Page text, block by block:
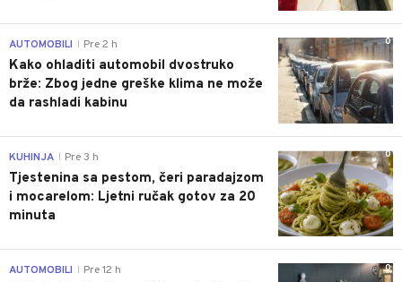
0
AUTOMOBILI Pre 2 h
Kako ohladiti automobil dvostruko
brže: Zbog jedne greške klima ne može
da rashladi kabinu
0
KUHINJA Pre 3 h
Tjestenina sa pestom, čeri paradajzom
i mocarelom: Ljetni ručak gotov za 20
minuta
0
AUTOMOBILI Pre 12 h